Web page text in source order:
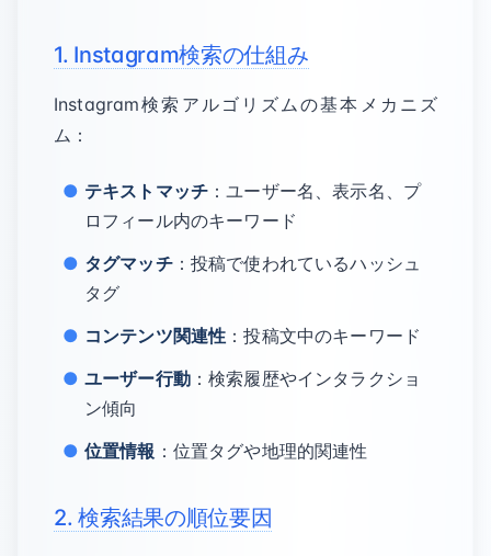
1. Instagram検索の仕組み
Instagram検索アルゴリズムの基本メカニズ
ム：
テキストマッチ ：ユーザー名、表示名、プ
ロフィール内のキーワード
タグマッチ：投稿で使われているハッシュ
タグ
コンテンツ関連性 ：投稿文中のキーワード
ユーザー行動：検索履歴やインタラクショ
ン傾向
位置情報 ：位置タグや地理的関連性
2. 検索結果の順位要因